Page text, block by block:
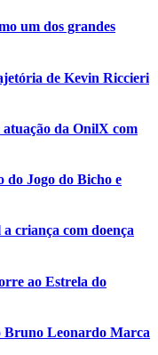
um dos grandes
de Kevin Riccieri
da OnilX com
do Jogo do Bicho e
criança com doença
ao Estrela do
Bruno Leonardo Marca